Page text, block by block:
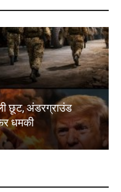
छूट, अंडरग्राउंड
धमकी